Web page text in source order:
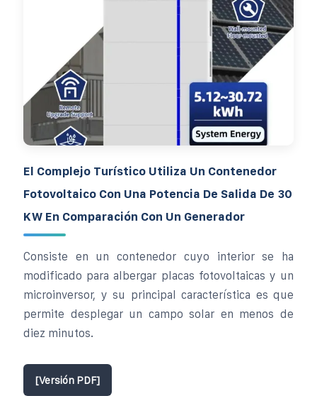
El Complejo Turístico Utiliza Un Contenedor
Fotovoltaico Con Una Potencia De Salida De 30
KW En Comparación Con Un Generador
Consiste en un contenedor cuyo interior se ha
modificado para albergar placas fotovoltaicas y un
microinversor, y su principal característica es que
permite desplegar un campo solar en menos de
diez minutos.
[Versión PDF]